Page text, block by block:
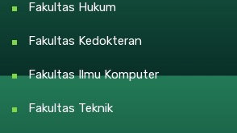
Fakultas Hukum
Fakultas Kedokteran
Fakultas Ilmu Komputer
Fakultas Teknik